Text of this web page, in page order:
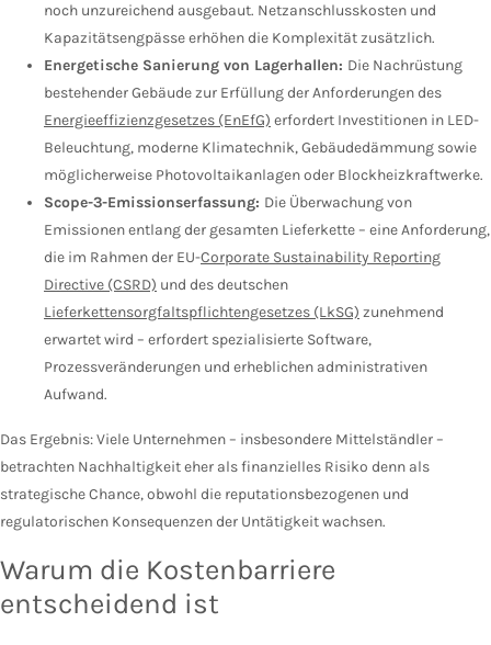
noch unzureichend ausgebaut. Netzanschlusskosten und
Kapazitätsengpässe erhöhen die Komplexität zusätzlich.
Energetische Sanierung von Lagerhallen: Die Nachrüstung
bestehender Gebäude zur Erfüllung der Anforderungen des
Energieeffizienzgesetzes (EnEfG) erfordert Investitionen in LED-
Beleuchtung, moderne Klimatechnik, Gebäudedämmung sowie
möglicherweise Photovoltaikanlagen oder Blockheizkraftwerke.
Scope-3-Emissionserfassung: Die Überwachung von
Emissionen entlang der gesamten Lieferkette – eine Anforderung,
die im Rahmen der EU-Corporate Sustainability Reporting
Directive (CSRD) und des deutschen
Lieferkettensorgfaltspflichtengesetzes (LkSG) zunehmend
erwartet wird – erfordert spezialisierte Software,
Prozessveränderungen und erheblichen administrativen
Aufwand.
Das Ergebnis: Viele Unternehmen – insbesondere Mittelständler –
betrachten Nachhaltigkeit eher als finanzielles Risiko denn als
strategische Chance, obwohl die reputationsbezogenen und
regulatorischen Konsequenzen der Untätigkeit wachsen.
Warum die Kostenbarriere
entscheidend ist